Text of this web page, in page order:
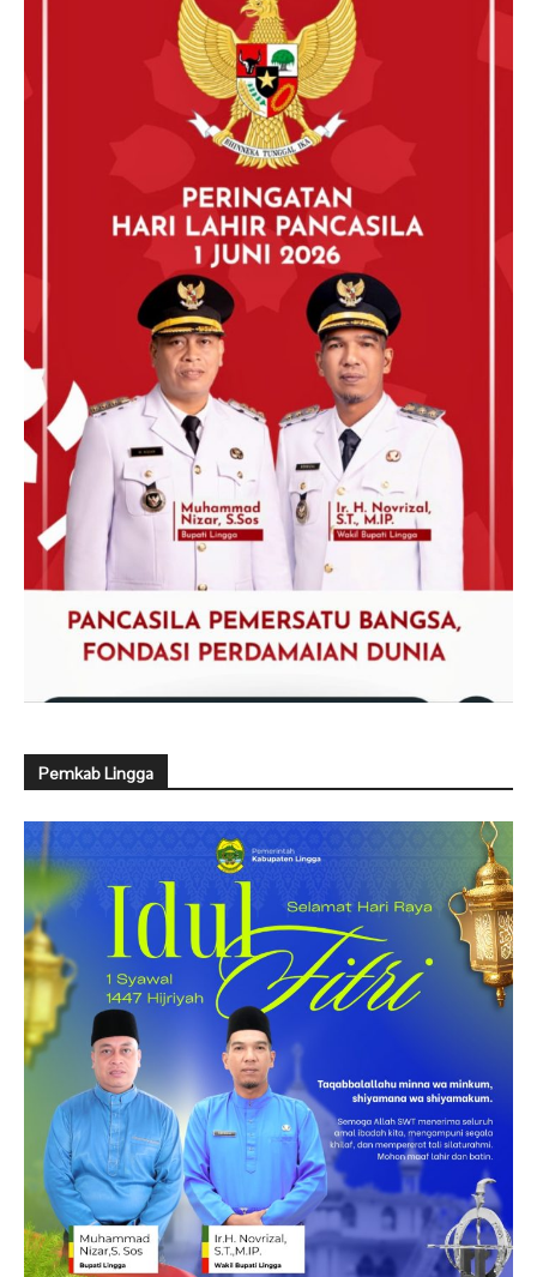
Pemkab Lingga